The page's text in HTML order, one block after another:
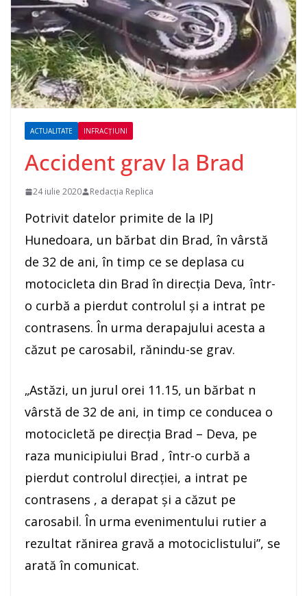
ACTUALITATE INFRACȚIUNI
Accident grav la Brad
24 iulie 2020 Redacția Replica
Potrivit datelor primite de la IPJ
Hunedoara, un bărbat din Brad, în vârstă
de 32 de ani, în timp ce se deplasa cu
motocicleta din Brad în direcția Deva, într-
o curbă a pierdut controlul și a intrat pe
contrasens. În urma derapajului acesta a
căzut pe carosabil, rănindu-se grav.
„Astăzi, un jurul orei 11.15, un bărbat n
vârstă de 32 de ani, in timp ce conducea o
motocicletă pe direcția Brad – Deva, pe
raza municipiului Brad , într-o curbă a
pierdut controlul direcției, a intrat pe
contrasens , a derapat și a căzut pe
carosabil. În urma evenimentului rutier a
rezultat rănirea gravă a motociclistului”, se
arată în comunicat.